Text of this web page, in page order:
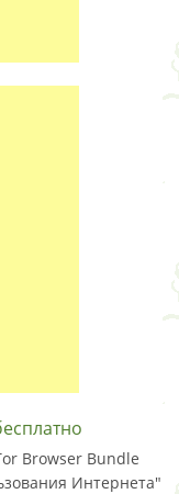
Browser Bundle
Интернета"